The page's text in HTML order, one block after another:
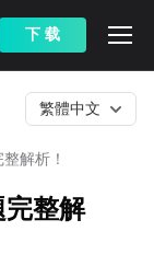
下 载
解析！
繁體中文
整解